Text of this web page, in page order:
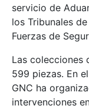
servicio de
los Tribunales
Fuerzas de
Las colecciones
599 piezas. En
GNC ha
intervenciones